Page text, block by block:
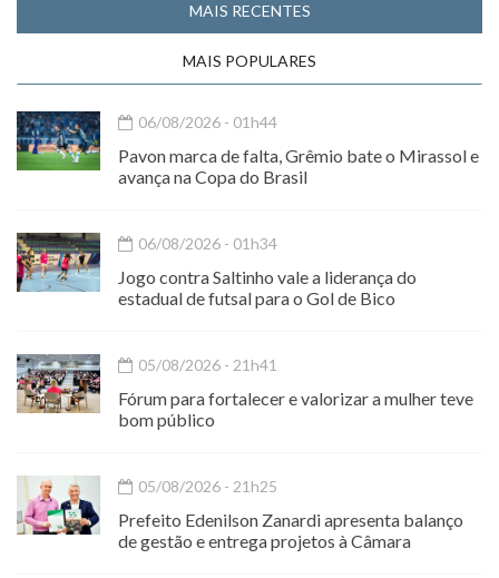
MAIS RECENTES
MAIS POPULARES
06/08/2026 - 01h44
Pavon marca de falta, Grêmio bate o Mirassol e
avança na Copa do Brasil
06/08/2026 - 01h34
Jogo contra Saltinho vale a liderança do
estadual de futsal para o Gol de Bico
05/08/2026 - 21h41
Fórum para fortalecer e valorizar a mulher teve
bom público
05/08/2026 - 21h25
Prefeito Edenilson Zanardi apresenta balanço
de gestão e entrega projetos à Câmara